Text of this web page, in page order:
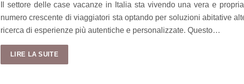
Il settore delle case vacanze in Italia sta vivendo una vera e
numero crescente di viaggiatori sta optando per soluzioni abitative
ricerca di esperienze più autentiche e personalizzate. Questo…
LIRE LA SUITE